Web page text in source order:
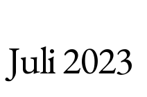
Juli 2023